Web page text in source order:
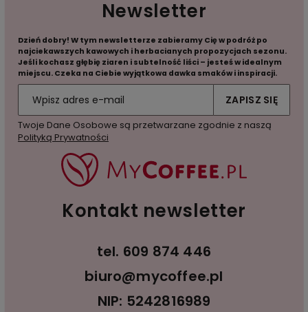
Newsletter
Dzień dobry! W tym newsletterze zabieramy Cię w podróż po
najciekawszych kawowych i herbacianych propozycjach sezonu.
Jeśli kochasz głębię ziaren i subtelność liści – jesteś w idealnym
miejscu. Czeka na Ciebie wyjątkowa dawka smaków i inspiracji.
ZAPISZ SIĘ
Twoje Dane Osobowe są przetwarzane zgodnie z naszą
Polityką Prywatności
Kontakt newsletter
tel. 609 874 446
biuro@mycoffee.pl
NIP: 5242816989